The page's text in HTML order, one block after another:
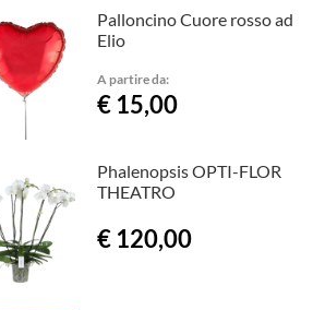
Palloncino Cuore rosso ad
Elio
A partire da:
€ 15,00
Phalenopsis OPTI-FLOR
THEATRO
€ 120,00